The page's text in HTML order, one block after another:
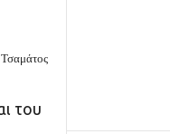
του